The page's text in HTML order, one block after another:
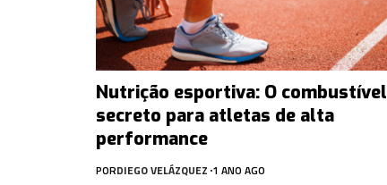
Nutrição esportiva: O combustível
secreto para atletas de alta
performance
PORDIEGO VELÁZQUEZ 1 ANO AGO